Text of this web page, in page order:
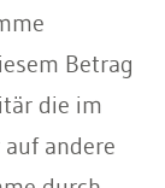
Betrag
die im
andere